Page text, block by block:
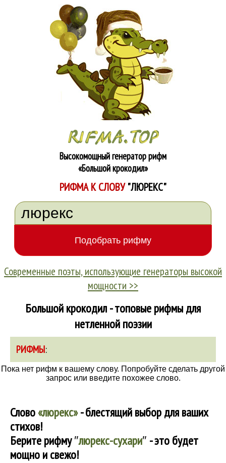
Высокомощный генератор рифм
«Большой крокодил»
РИФМА К СЛОВУ"ЛЮРЕКС"
Современные поэты, использующие генераторы высокой
мощности >>
Большой крокодил - топовые рифмы для
нетленной поэзии
РИФМЫ:
Пока нет рифм к вашему слову. Попробуйте сделать другой
запрос или введите похожее слово.
Слово«люрекс»- блестящий выбор для ваших
стихов!
Берите рифму″люрекс-сухари″ - это будет
мощно и свежо!